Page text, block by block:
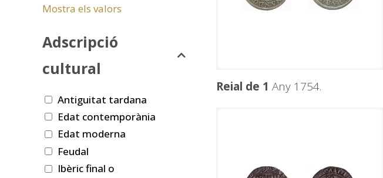
Reial de 1 Any 1754.
Mostra els valors
Adscripció
cultural
Antiguitat tardana
Edat contemporània
Edat moderna
Feudal
Ibèric final o